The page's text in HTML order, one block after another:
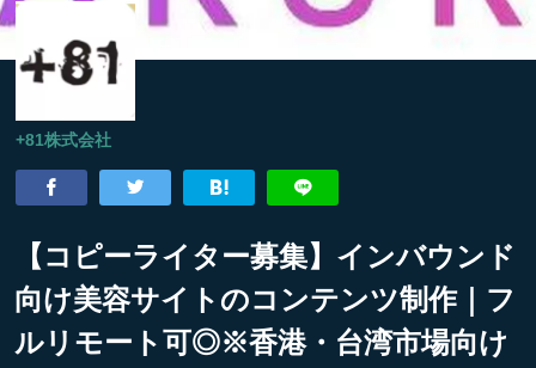
+81株式会社
【コピーライター募集】インバウンド
向け美容サイトのコンテンツ制作｜フ
ルリモート可◎※香港・台湾市場向け